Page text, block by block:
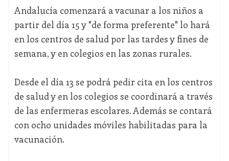
Andalucía comenzará a vacunar a los niños a
partir del día 15 y "de forma preferente" lo hará
en los centros de salud por las tardes y fines de
semana, y en colegios en las zonas rurales.
Desde el día 13 se podrá pedir cita en los centros
de salud y en los colegios se coordinará a través
de las enfermeras escolares. Además se contará
con ocho unidades móviles habilitadas para la
vacunación.